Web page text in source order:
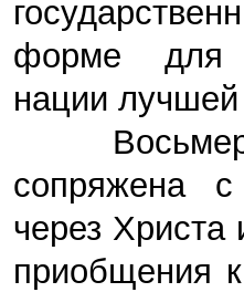
форме для
нации
сопряжена
через Христа
приобщения